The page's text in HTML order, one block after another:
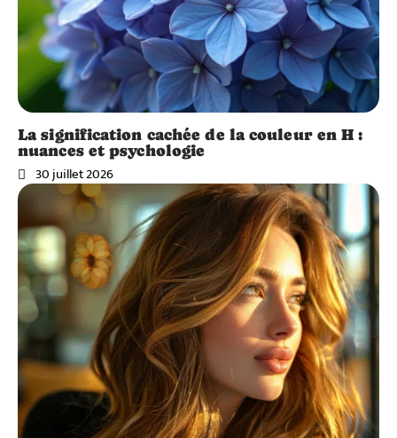
La signification cachée de la couleur en H :
nuances et psychologie
30 juillet 2026